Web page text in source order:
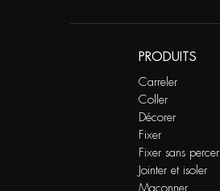
PRODUITS
Carreler
Coller
Décorer
Fixer
Fixer sans percer
Jointer et isoler
Maçonner